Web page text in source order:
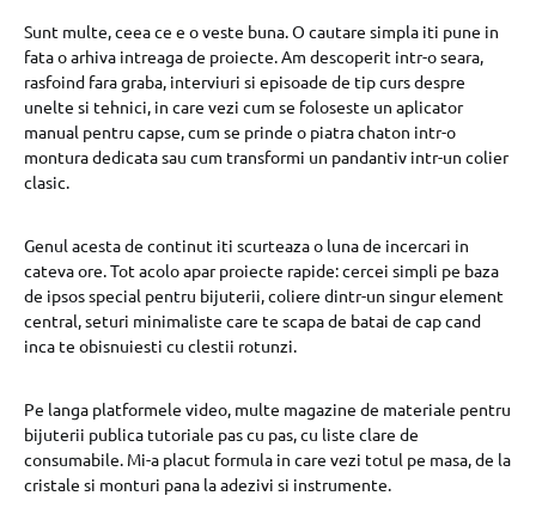
Sunt multe, ceea ce e o veste buna. O cautare simpla iti pune in
fata o arhiva intreaga de proiecte. Am descoperit intr-o seara,
rasfoind fara graba, interviuri si episoade de tip curs despre
unelte si tehnici, in care vezi cum se foloseste un aplicator
manual pentru capse, cum se prinde o piatra chaton intr-o
montura dedicata sau cum transformi un pandantiv intr-un colier
clasic.
Genul acesta de continut iti scurteaza o luna de incercari in
cateva ore. Tot acolo apar proiecte rapide: cercei simpli pe baza
de ipsos special pentru bijuterii, coliere dintr-un singur element
central, seturi minimaliste care te scapa de batai de cap cand
inca te obisnuiesti cu clestii rotunzi.
Pe langa platformele video, multe magazine de materiale pentru
bijuterii publica tutoriale pas cu pas, cu liste clare de
consumabile. Mi-a placut formula in care vezi totul pe masa, de la
cristale si monturi pana la adezivi si instrumente.